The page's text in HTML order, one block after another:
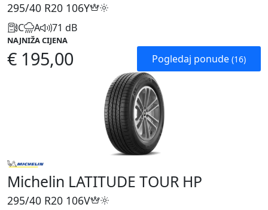
295/40 R20 106Y
C A 71 dB
NAJNIŽA CIJENA
€ 195,00 Pogledaj ponude (16)
Michelin LATITUDE TOUR HP
295/40 R20 106V